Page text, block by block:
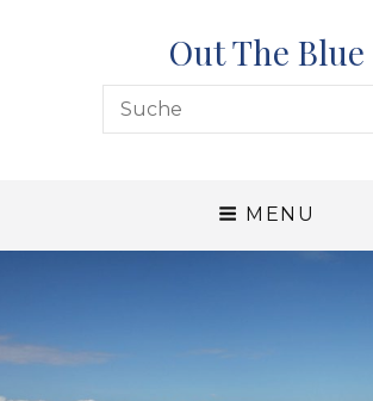
Out The Blue
Search
for:
MENU